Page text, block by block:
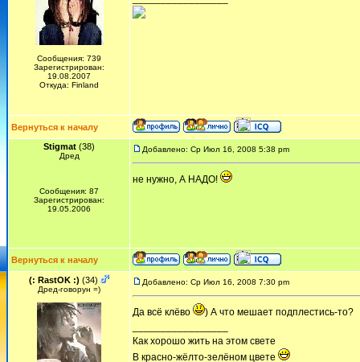
Сообщения: 739
Зарегистрирован:
19.08.2007
Откуда: Finland
Вернуться к началу
Stigmat (38)
Дред
Сообщения: 87
Зарегистрирован:
19.05.2006
Добавлено: Ср Июл 16, 2008 5:38 pm
не нужно, А НАДО!
Вернуться к началу
(: RastOK :) (34)
Дред-говорун =)
Добавлено: Ср Июл 16, 2008 7:30 pm
Да всё клёво
) А что мешает подплестись-то?
Как хорошо жить на этом свете
В красно-жёлто-зелёном цвете